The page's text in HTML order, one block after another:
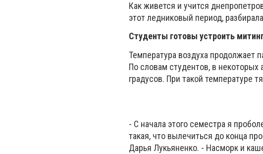
Как живется и учится
этот ледниковый период,
Студенты готовы устроить
Температура воздуха продолжает
По словам студентов, в некоторых
градусов. При такой температуре
- С начала этого семестра я
такая, что вылечиться до конца
Дарья Лукьяненко. - Насморк и